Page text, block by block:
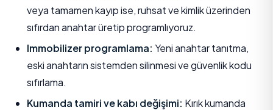
veya tamamen kayıp ise, ruhsat ve kimlik üzerinden
sıfırdan anahtar üretip programlıyoruz.
Immobilizer programlama: Yeni anahtar tanıtma,
eski anahtarın sistemden silinmesi ve güvenlik kodu
sıfırlama.
Kumanda tamiri ve kabı değişimi: Kırık kumanda